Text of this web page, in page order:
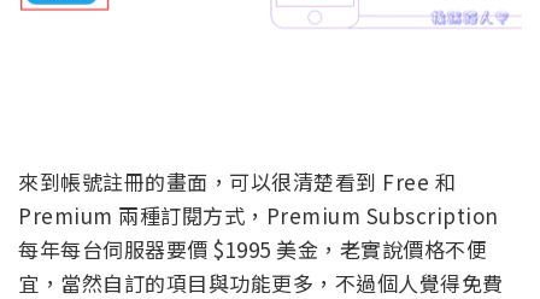
來到帳號註冊的畫面，可以很清楚看到 Free 和
Premium 兩種訂閱方式，Premium Subscription
每年每台伺服器要價 $1995 美金，老實說價格不便
宜，當然自訂的項目與功能更多，不過個人覺得免費